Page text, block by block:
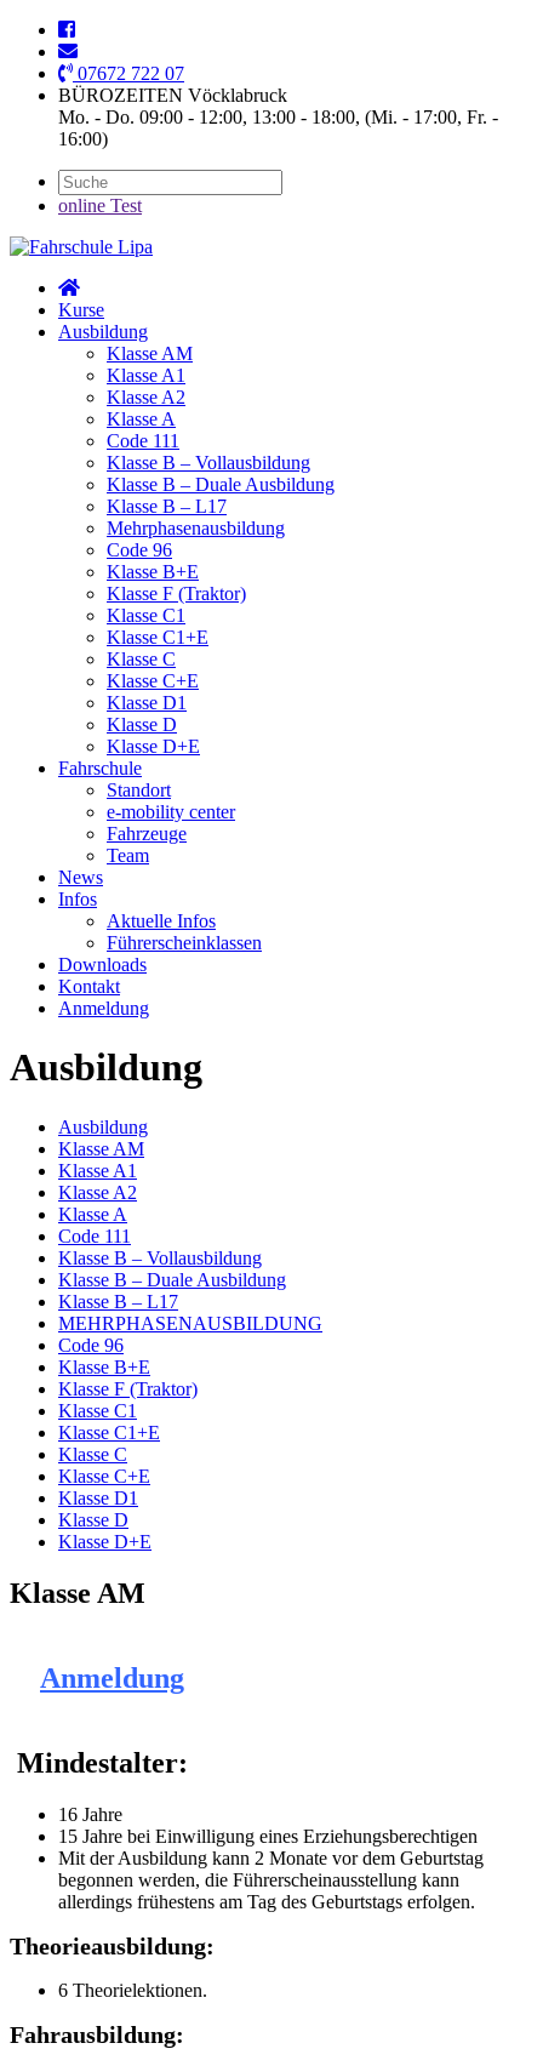
07672 722 07
BÜROZEITEN Vöcklabruck
Mo. - Do. 09:00 - 12:00, 13:00 - 18:00, (Mi. - 17:00, Fr. -
16:00)
online Test
Kurse
Ausbildung
Klasse AM
Klasse A1
Klasse A2
Klasse A
Code 111
Klasse B – Vollausbildung
Klasse B – Duale Ausbildung
Klasse B – L17
Mehrphasenausbildung
Code 96
Klasse B+E
Klasse F (Traktor)
Klasse C1
Klasse C1+E
Klasse C
Klasse C+E
Klasse D1
Klasse D
Klasse D+E
Fahrschule
Standort
e-mobility center
Fahrzeuge
Team
News
Infos
Aktuelle Infos
Führerscheinklassen
Downloads
Kontakt
Anmeldung
Ausbildung
Ausbildung
Klasse AM
Klasse A1
Klasse A2
Klasse A
Code 111
Klasse B – Vollausbildung
Klasse B – Duale Ausbildung
Klasse B – L17
MEHRPHASENAUSBILDUNG
Code 96
Klasse B+E
Klasse F (Traktor)
Klasse C1
Klasse C1+E
Klasse C
Klasse C+E
Klasse D1
Klasse D
Klasse D+E
Klasse AM
Anmeldung
Mindestalter:
16 Jahre
15 Jahre bei Einwilligung eines Erziehungsberechtigen
Mit der Ausbildung kann 2 Monate vor dem Geburtstag
begonnen werden, die Führerscheinausstellung kann
allerdings frühestens am Tag des Geburtstags erfolgen.
Theorieausbildung:
6 Theorielektionen.
Fahrausbildung: